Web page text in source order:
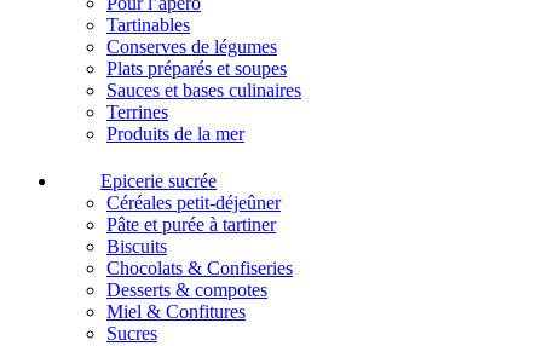
Tartinables
Conserves de légumes
Plats préparés et soupes
Sauces et bases culinaires
Terrines
Produits de la mer
Epicerie sucrée
Céréales petit-déjeûner
Pâte et purée à tartiner
Biscuits
Chocolats & Confiseries
Desserts & compotes
Miel & Confitures
Sucres